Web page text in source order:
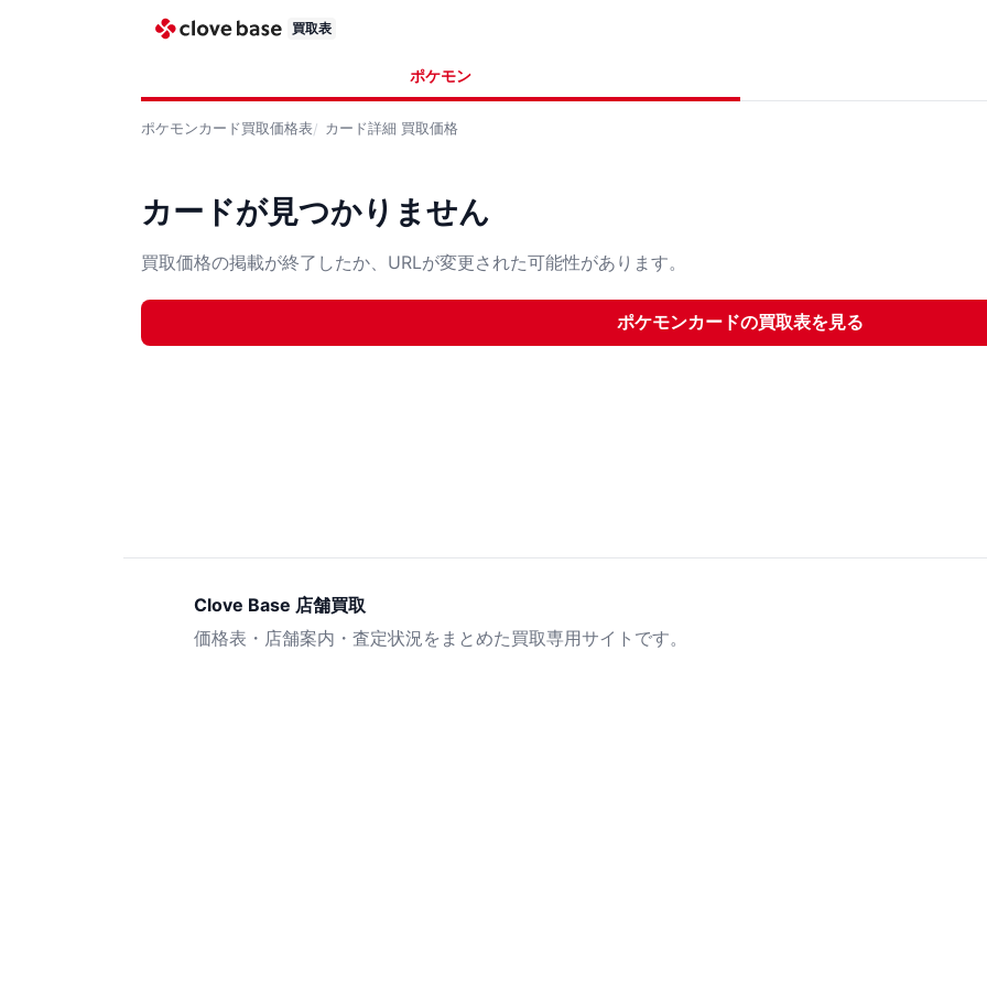
買取表
ポケモン
ポケモンカード買取価格表 カード詳細 買取価格
カードが見つかりません
買取価格の掲載が終了したか、URLが変更された可能性があります。
ポケモンカードの買取表を見る
Clove Base 店舗買取
価格表・店舗案内・査定状況をまとめた買取専用サイトです。